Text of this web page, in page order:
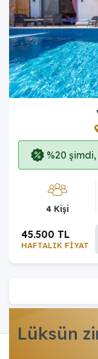
%20
4 Kişi
HAFTALIK FİYAT
45.500 TL
Lüksün